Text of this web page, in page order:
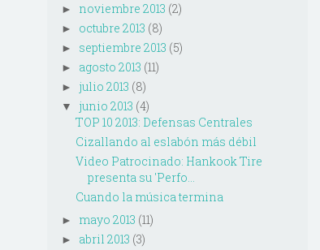
► noviembre 2013 (2)
► octubre 2013 (8)
► septiembre 2013 (5)
► agosto 2013 (11)
► julio 2013 (8)
▼ junio 2013 (4)
TOP 10 2013: Defensas Centrales
Cizallando al eslabón más débil
Video Patrocinado: Hankook Tire
presenta su 'Perfo...
Cuando la música termina
► mayo 2013 (11)
► abril 2013 (3)